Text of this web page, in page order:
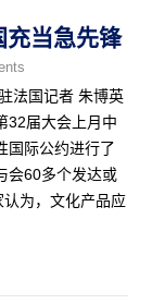
充当急先锋
法国记者 朱博英
32届大会上月中
国际公约进行了
会60多个发达或
认为，文化产品应